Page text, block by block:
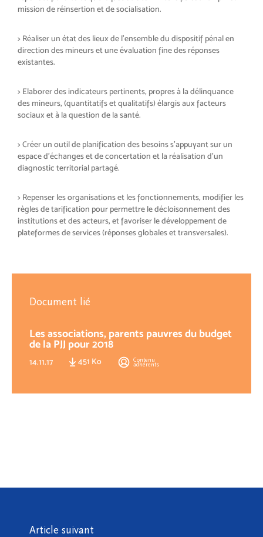
mission de réinsertion et de socialisation.
> Réaliser un état des lieux de l’ensemble du dispositif pénal en
direction des mineurs et une évaluation fine des réponses
existantes.
> Elaborer des indicateurs pertinents, propres à la délinquance
des mineurs, (quantitatifs et qualitatifs) élargis aux facteurs
sociaux et à la question de la santé.
> Créer un outil de planification des besoins s’appuyant sur un
espace d’échanges et de concertation et la réalisation d’un
diagnostic territorial partagé.
> Repenser les organisations et les fonctionnements, modifier les
règles de tarification pour permettre le décloisonnement des
institutions et des acteurs, et favoriser le développement de
plateformes de services (réponses globales et transversales).
Document lié
Les associations, parents pauvres du budget
de la PJJ pour 2018
14.11.17 451 Ko Contenu
adhérents
Article suivant